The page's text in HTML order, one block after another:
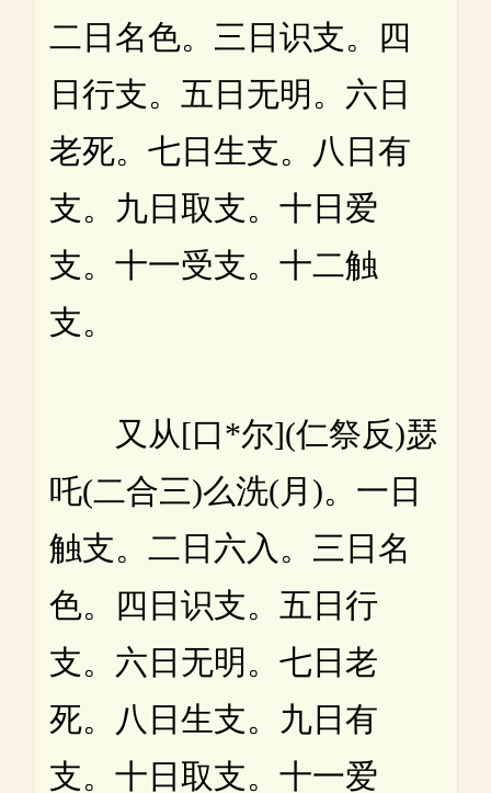
二日名色。三日识支。四
日行支。五日无明。六日
老死。七日生支。八日有
支。九日取支。十日爱
支。十一受支。十二触
支。
又从[口*尔](仁祭反)瑟
吒(二合三)么洗(月)。一日
触支。二日六入。三日名
色。四日识支。五日行
支。六日无明。七日老
死。八日生支。九日有
支。十日取支。十一爱